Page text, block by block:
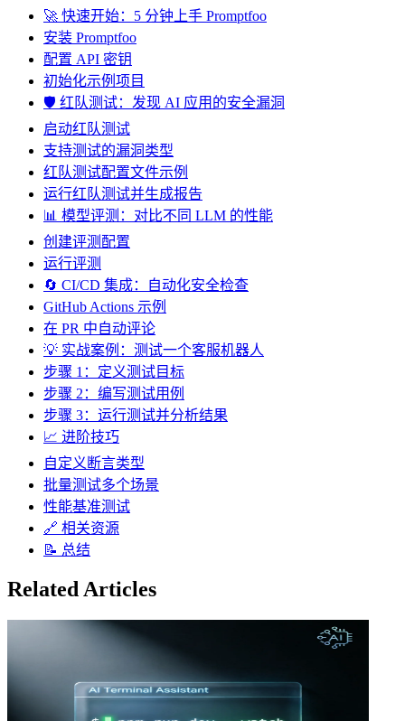
🚀 快速开始：5 分钟上手 Promptfoo
安装 Promptfoo
配置 API 密钥
初始化示例项目
🛡️ 红队测试：发现 AI 应用的安全漏洞
启动红队测试
支持测试的漏洞类型
红队测试配置文件示例
运行红队测试并生成报告
📊 模型评测：对比不同 LLM 的性能
创建评测配置
运行评测
🔄 CI/CD 集成：自动化安全检查
GitHub Actions 示例
在 PR 中自动评论
💡 实战案例：测试一个客服机器人
步骤 1：定义测试目标
步骤 2：编写测试用例
步骤 3：运行测试并分析结果
📈 进阶技巧
自定义断言类型
批量测试多个场景
性能基准测试
🔗 相关资源
📝 总结
Related Articles